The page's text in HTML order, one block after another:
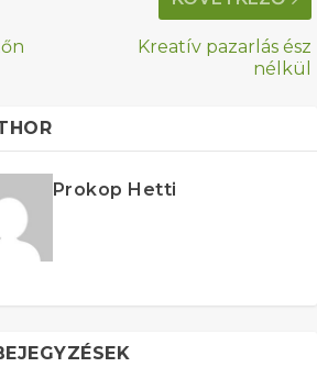
Kreatív pazarlás ész
nélkül
Prokop Hetti